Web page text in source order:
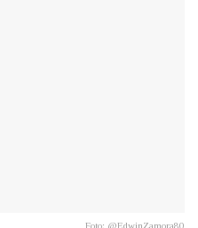
Foto: @EdwinZamora80